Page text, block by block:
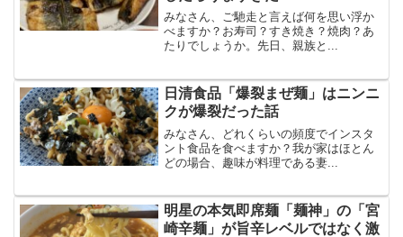
みなさん、ご馳走と言えば何を思い浮か
べますか？お寿司？すき焼き？焼肉？あ
たりでしょうか。先日、親族と...
日清食品「爆裂まぜ麺」はニンニ
クが爆裂だった話
みなさん、どれくらいの頻度でインスタ
ント食品を食べますか？我が家はほとん
どの場合、趣味が料理である妻...
明星の本気即席麺「麺神」の「宮
崎辛麺」が旨辛レベルではなく激